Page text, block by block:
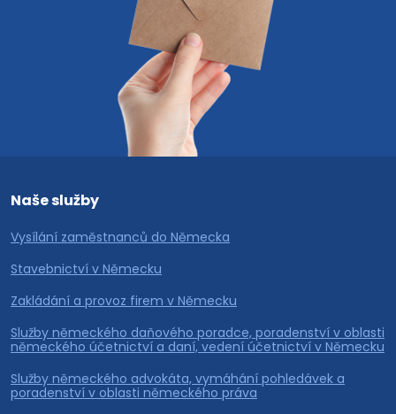
Naše služby
Vysílání zaměstnanců do Německa
Stavebnictví v Německu
Zakládání a provoz firem v Německu
Služby německého daňového poradce, poradenství v oblasti
německého účetnictví a daní, vedení účetnictví v Německu
Služby německého advokáta, vymáhání pohledávek a
poradenství v oblasti německého práva